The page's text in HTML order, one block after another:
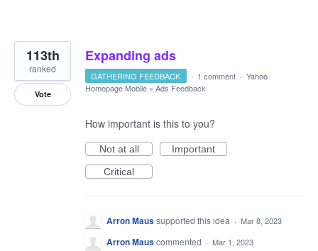
Expanding ads
113th
ranked
Vote
GATHERING FEEDBACK · 1 comment · Yahoo
Homepage Mobile » Ads Feedback
How important is this to you?
Not at all
Important
Critical
Arron Maussupported this idea · Mar 8, 2023
Arron Mauscommented · Mar 1, 2023